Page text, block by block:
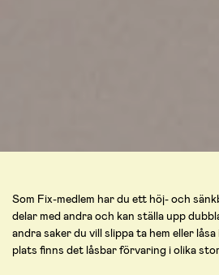
Som Fix-medlem har du ett höj- och
delar med andra och kan ställa upp
andra saker du vill slippa ta hem eller
plats finns det låsbar förvaring i olika